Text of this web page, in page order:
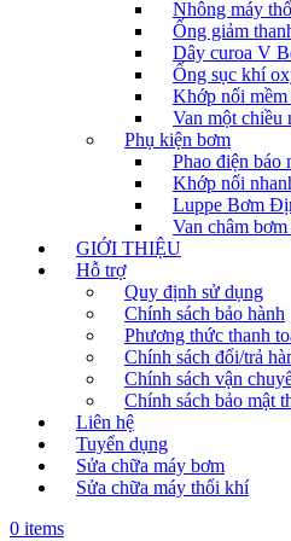
Nhông máy
Ống giảm
Dây curoa V
Ống sục khí
Khớp nối mềm
Van một chiều
Phụ kiện bơm
Phao điện báo
Khớp nối
Luppe Bơm
Van châm
GIỚI THIỆU
Hỗ trợ
Quy định sử dụng
Chính sách bảo hành
Phương thức thanh
Chính sách đổi/trả
Chính sách vận
Chính sách bảo mật
Liên hệ
Tuyển dụng
Sửa chữa máy bơm
Sửa chữa máy thổi khí
0 items